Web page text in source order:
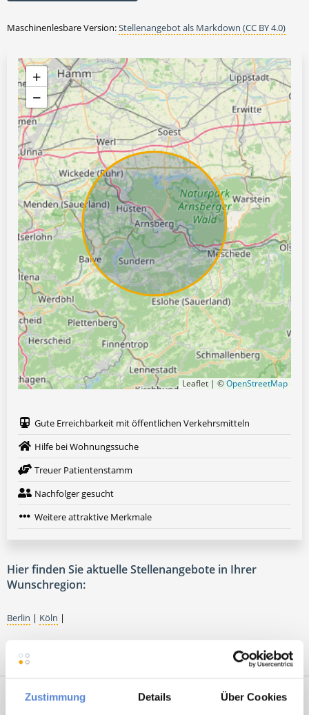
Zustimmung Details Über Cookies
Maschinenlesbare Version:Stellenangebot als Markdown (CC BY 4.0)
+
−
Leaflet | ©OpenStreetMap
Gute Erreichbarkeit mit öffentlichen Verkehrsmitteln
Hilfe bei Wohnungssuche
Treuer Patientenstamm
Nachfolger gesucht
Weitere attraktive Merkmale
Hier finden Sie aktuelle Stellenangebote in Ihrer
Wunschregion:
Berlin | Köln |